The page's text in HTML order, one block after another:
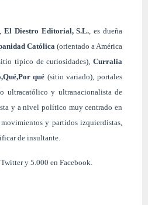
El Diestro Editorial, S.L. , es dueña
Católica (orientado a América
típico de curiosidades),Curralia
qué (sitio variado), portales
ultracatólico y ultranacionalista de
y a nivel político muy centrado en
y partidos izquierdistas,
de insultante.
y 5.000 en Facebook.